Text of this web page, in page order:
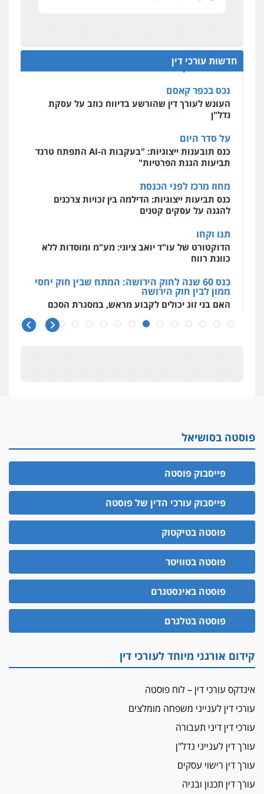
אחסון אתרים
מהירות
מקצועיים לעורכי דין
אסירים עבירות מין שירותים מקצועיים
לעורכי דין
חדשות עורכי דין
מאסר בפועל לעו"ד שעקץ שני מיליון שקל על דירה
ששייכת ללקוחותיו
נכס בכפר קאסם
העונש לעורך דין שהורשע בדיווח כוזב על עסקת
נדל"ן
על סדר היום
כנס תובענות ייצוגיות: "בעקבות ה-AI התפתח טרנד
תביעות הגנת הפרטיות"
מחוז מרכז לפני הכנסת
כנס תביעות ייצוגיות: הדילמה בין זכויות צרכנים
להגנה על עסקים קטנים
תנו וקחו
הדוקטורט של עו"ד יואב ציוני: מע"מ ומוסדות ללא
כוונת רווח
כנס 60 שנה לחוק הירושה: המתח שבין חוק יחסי
ממון לבין חוק הירושה
האם בני זוג יכולים לקבוע מראש, במסגרת הסכם
יחסי עו"ד לקוח
עורך דין מהצפון נעצר בחשד להברחת חשיש לעצור
בקישון
עו"ד ליאור קצב הורשע בבית-הדין המשמעתי
בעיכוב כספים ופגיעה בכבוד המקצוע
חודש בלבד לאחר שהופיע בכנס לשכת עורכי הדין,
קצב הורשע
10 מיליון
עורך-דין חשוד בהעלמת הכנסות והתחמקות ממס
רכישה
קטינים בסביבה מנוכרת
"ניכור הורי מכת מדינה": איך מתמודדים עם
ההשלכות ההרסניות של התופעה?
אלה המינויים
נוספים
ראו הוזהרתם
הפרקליטות מקדמת הפללת עורכי דין "קונסילייריז"
בחוק המאבק בארגוני פשיעה
משרות אמון
יו"ר מחוז ת"א משבץ עובדות שלו למינוי דייני בית
הדין למשמעת
האופנוע חזר הביתה
פוסטה בסושיאל
פייסבוק פוסטה
פייסבוק עורכי הדין של פוסטה
פוסטה בטיקטוק
פוסטה בטוויטר
פוסטה באינסטגרם
פוסטה בטלגרם
קידום אורגני מיוחד לעורכי דין
אינדקס עורכי דין – לוח פוסטה
עורכי דין לענייני משפחה מומלצים
עורכי דין דיני תעבורה
עורך דין לענייני נדל"ן
עורך דין רישוי עסקים
עורך דין תכנון ובניה